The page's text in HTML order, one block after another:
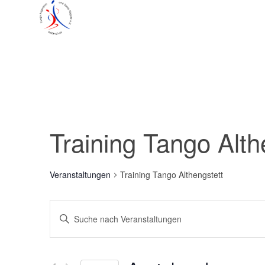
Training Tango
Veranstaltungen Training Tango Althengstett
Veranstaltungen
Suche
und
Bitte
Schlüsselwort
eingeben.